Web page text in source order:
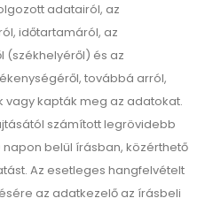
adatairól, az
időtartamáról, az
(székhelyéről) és az
továbbá arról,
vagy kapták meg az adatokat.
számított legrövidebb
belül írásban, közérthető
Az esetleges hangfelvételt
az adatkezelő az írásbeli